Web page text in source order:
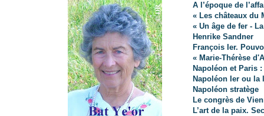
A l’époque de
« Les châteaux du
« Un âge de fer -
Henrike Sandner
François Ier.
« Marie-Thérèse
Napoléon et Paris
Napoléon Ier ou la
Napoléon stratège
Le congrès de
L’art de la paix.